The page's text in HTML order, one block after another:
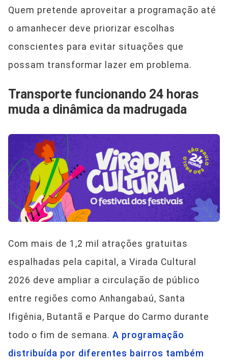
Quem pretende aproveitar a programação até
o amanhecer deve priorizar escolhas
conscientes para evitar situações que
possam transformar lazer em problema.
Transporte funcionando 24 horas
muda a dinâmica da madrugada
Com mais de 1,2 mil atrações gratuitas
espalhadas pela capital, a Virada Cultural
2026 deve ampliar a circulação de público
entre regiões como Anhangabaú, Santa
Ifigênia, Butantã e Parque do Carmo durante
todo o fim de semana. A programação
distribuída por diferentes bairros também